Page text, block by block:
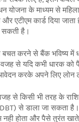
योजना के माध्यम से
और एटीएम कार्ड दिया
है।
करने से बैंक भविष्य में
वजह से यदि कभी धारक
करके अपने लिए लोन
से किसी भी तरह के
से डाला जा सकता है।
नही होता और पैसे तुरंत